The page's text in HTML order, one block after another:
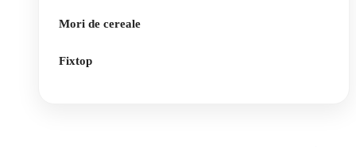
Mori de cereale
Fixtop